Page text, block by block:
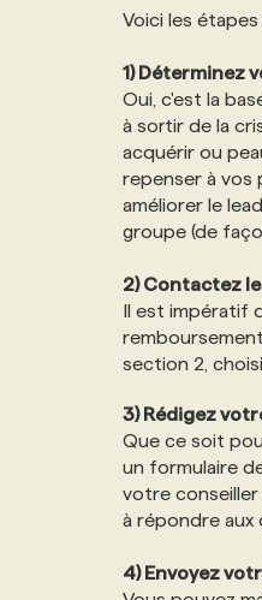
Voici les
1) Déterminez
Oui, c'est la
à sortir de la
acquérir ou
repenser à vos
améliorer le
groupe (de
2) Contactez
Il est impératif
section 2,
3) Rédigez
Que ce soit
un formulaire
votre
à répondre
4) Envoyez